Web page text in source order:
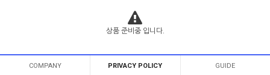
상품 준비중 입니다.
COMPANY PRIVACY POLICY GUIDE